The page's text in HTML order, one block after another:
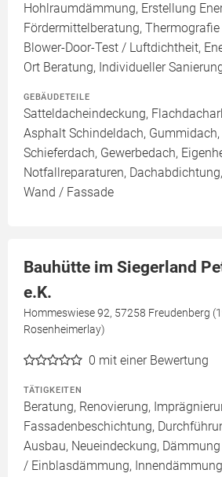
Hohlraumdämmung, Erstellung
Fördermittelberatung,
Blower-Door-Test / Luftdichtheit,
Ort Beratung, Individueller
GEBÄUDETEILE
Satteldacheindeckung,
Asphalt Schindeldach,
Schieferdach, Gewerbedach,
Notfallreparaturen,
Wand / Fassade
Bauhütte im Siegerland
e.K.
Hommeswiese 92, 57258 Freudenberg
Rosenheimerlay)
0 mit einer Bewertung
TÄTIGKEITEN
Beratung, Renovierung,
Fassadenbeschichtung,
Ausbau, Neueindeckung,
/ Einblasdämmung,